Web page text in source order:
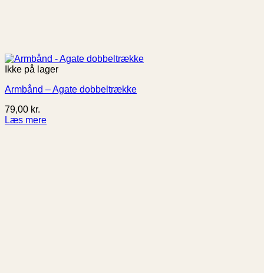
Ikke på lager
Armbånd – Agate dobbeltrække
79,00 kr.
Læs mere